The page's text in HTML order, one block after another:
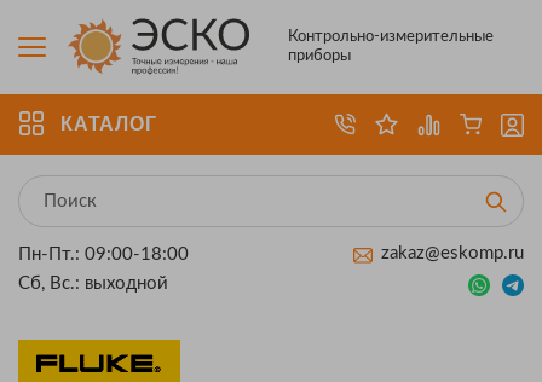
Контрольно-измерительные
приборы
КАТАЛОГ
Пн-Пт.: 09:00-18:00
Сб, Вс.: выходной
zakaz@eskomp.ru